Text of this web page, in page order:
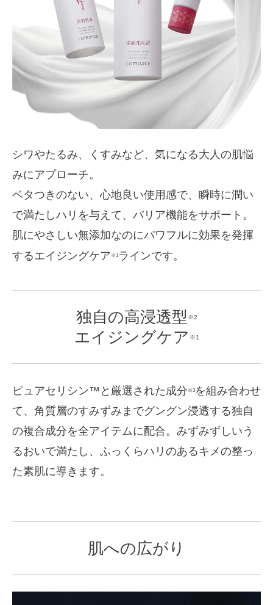
シワやたるみ、くすみなど、気になる大人の肌悩
みにアプローチ。
ベタつきのない、心地良い使用感で、瞬時に潤い
で満たしハリを与えて、バリア機能をサポート。
肌にやさしい無添加なのにパワフルに効果を発揮
するエイジングケア ※1 ラインです。
独自の高浸透型 ※2
エイジングケア ※1
ピュアセリシン™と厳選された成分 ※3 を組み合わせ
て、角質層のすみずみまでグングン浸透する独自
の複合成分を全アイテムに配合。みずみずしいう
るおいで満たし、ふっくらハリのあるキメの整っ
た素肌に導きます。
肌への広がり